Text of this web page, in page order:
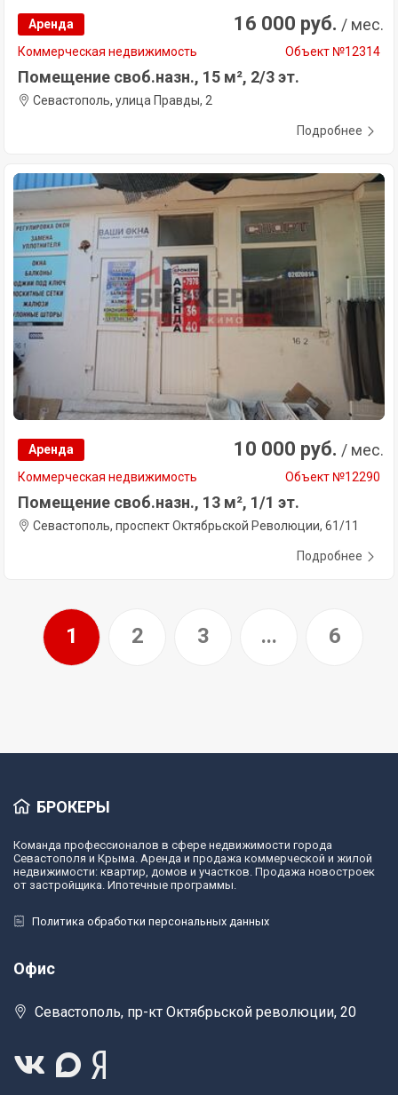
Аренда 16 000 руб. / мес.
Коммерческая недвижимость Объект №12314
Помещение своб.назн., 15 м², 2/3 эт.
Севастополь, улица Правды, 2
Подробнее
Аренда 10 000 руб. / мес.
Коммерческая недвижимость Объект №12290
Помещение своб.назн., 13 м², 1/1 эт.
Севастополь, проспект Октябрьской Революции, 61/11
Подробнее
1 2 3 ... 6
БРОКЕРЫ
Команда профессионалов в сфере недвижимости города
Севастополя и Крыма. Аренда и продажа коммерческой и жилой
недвижимости: квартир, домов и участков. Продажа новостроек
от застройщика. Ипотечные программы.
Политика обработки персональных данных
Офис
Севастополь, пр-кт Октябрьской революции, 20